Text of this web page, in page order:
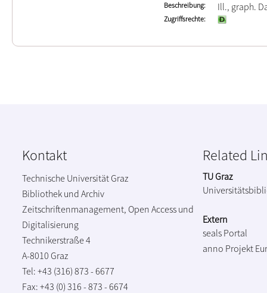
Beschreibung Ill., graph.
Zugriffsrechte
Kontakt
Technische Universität Graz
Bibliothek und Archiv
Zeitschriftenmanagement, Open Access und
Digitalisierung
Technikerstraße 4
A-8010 Graz
Tel: +43 (316) 873 - 6677
Fax: +43 (0) 316 - 873 - 6674
Related
TU Graz
Extern
seals Portal
anno Projekt